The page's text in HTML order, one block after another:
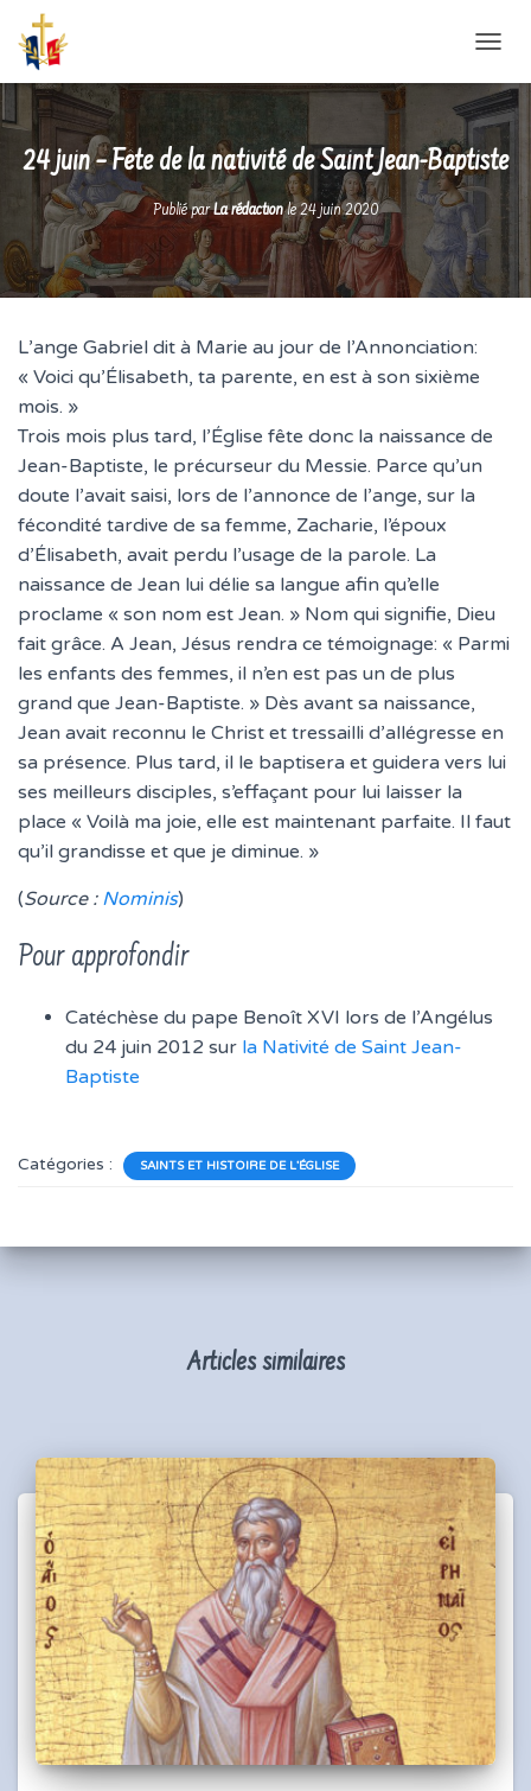
É
P
L
E
O
24 juin – Fête de la nativité de Saint Jean-Baptiste
Publié parLa rédactionle24 juin 2020
L’ange Gabriel dit à Marie au jour de l’Annonciation:
« Voici qu’Élisabeth, ta parente, en est à son sixième
mois. »
Trois mois plus tard, l’Église fête donc la naissance de
Jean-Baptiste, le précurseur du Messie. Parce qu’un
doute l’avait saisi, lors de l’annonce de l’ange, sur la
fécondité tardive de sa femme, Zacharie, l’époux
d’Élisabeth, avait perdu l’usage de la parole. La
naissance de Jean lui délie sa langue afin qu’elle
proclame « son nom est Jean. » Nom qui signifie, Dieu
fait grâce. A Jean, Jésus rendra ce témoignage: « Parmi
les enfants des femmes, il n’en est pas un de plus
grand que Jean-Baptiste. » Dès avant sa naissance,
Jean avait reconnu le Christ et tressailli d’allégresse en
sa présence. Plus tard, il le baptisera et guidera vers lui
ses meilleurs disciples, s’effaçant pour lui laisser la
place « Voilà ma joie, elle est maintenant parfaite. Il faut
qu’il grandisse et que je diminue. »
(Source : Nominis)
Pour approfondir
Catéchèse du pape Benoît XVI lors de l’Angélus
du 24 juin 2012 sur la Nativité de Saint Jean-
Baptiste
Catégories : SAINTS ET HISTOIRE DE L'ÉGLISE
Articles similaires